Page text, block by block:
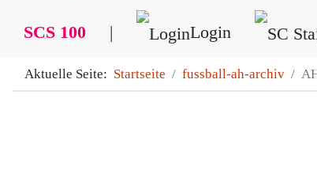
SCS 100 | Login
Aktuelle Seite: Startseite fussball-ah-archiv